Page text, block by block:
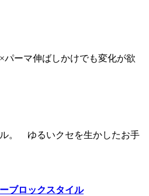
パーマ伸ばしかけでも変化が欲
。 ゆるいクセを生かしたお手
ブロックスタイル